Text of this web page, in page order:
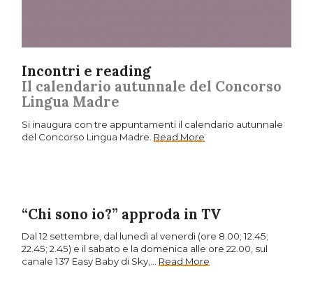
Incontri e reading
Il calendario autunnale del Concorso
Lingua Madre
Si inaugura con tre appuntamenti il calendario autunnale
del Concorso Lingua Madre. Read More
“Chi sono io?” approda in TV
Dal 12 settembre, dal lunedì al venerdì (ore 8.00; 12.45;
22.45; 2.45) e il sabato e la domenica alle ore 22.00, sul
canale 137 Easy Baby di Sky,… Read More